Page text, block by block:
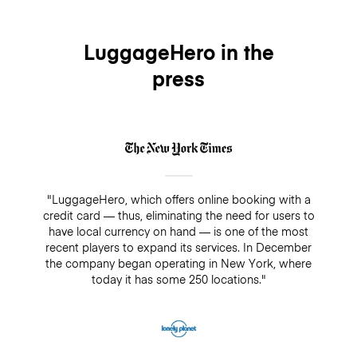
LuggageHero in the
press
"LuggageHero, which offers online booking with a
credit card — thus, eliminating the need for users to
have local currency on hand — is one of the most
recent players to expand its services. In December
the company began operating in New York, where
today it has some 250 locations."